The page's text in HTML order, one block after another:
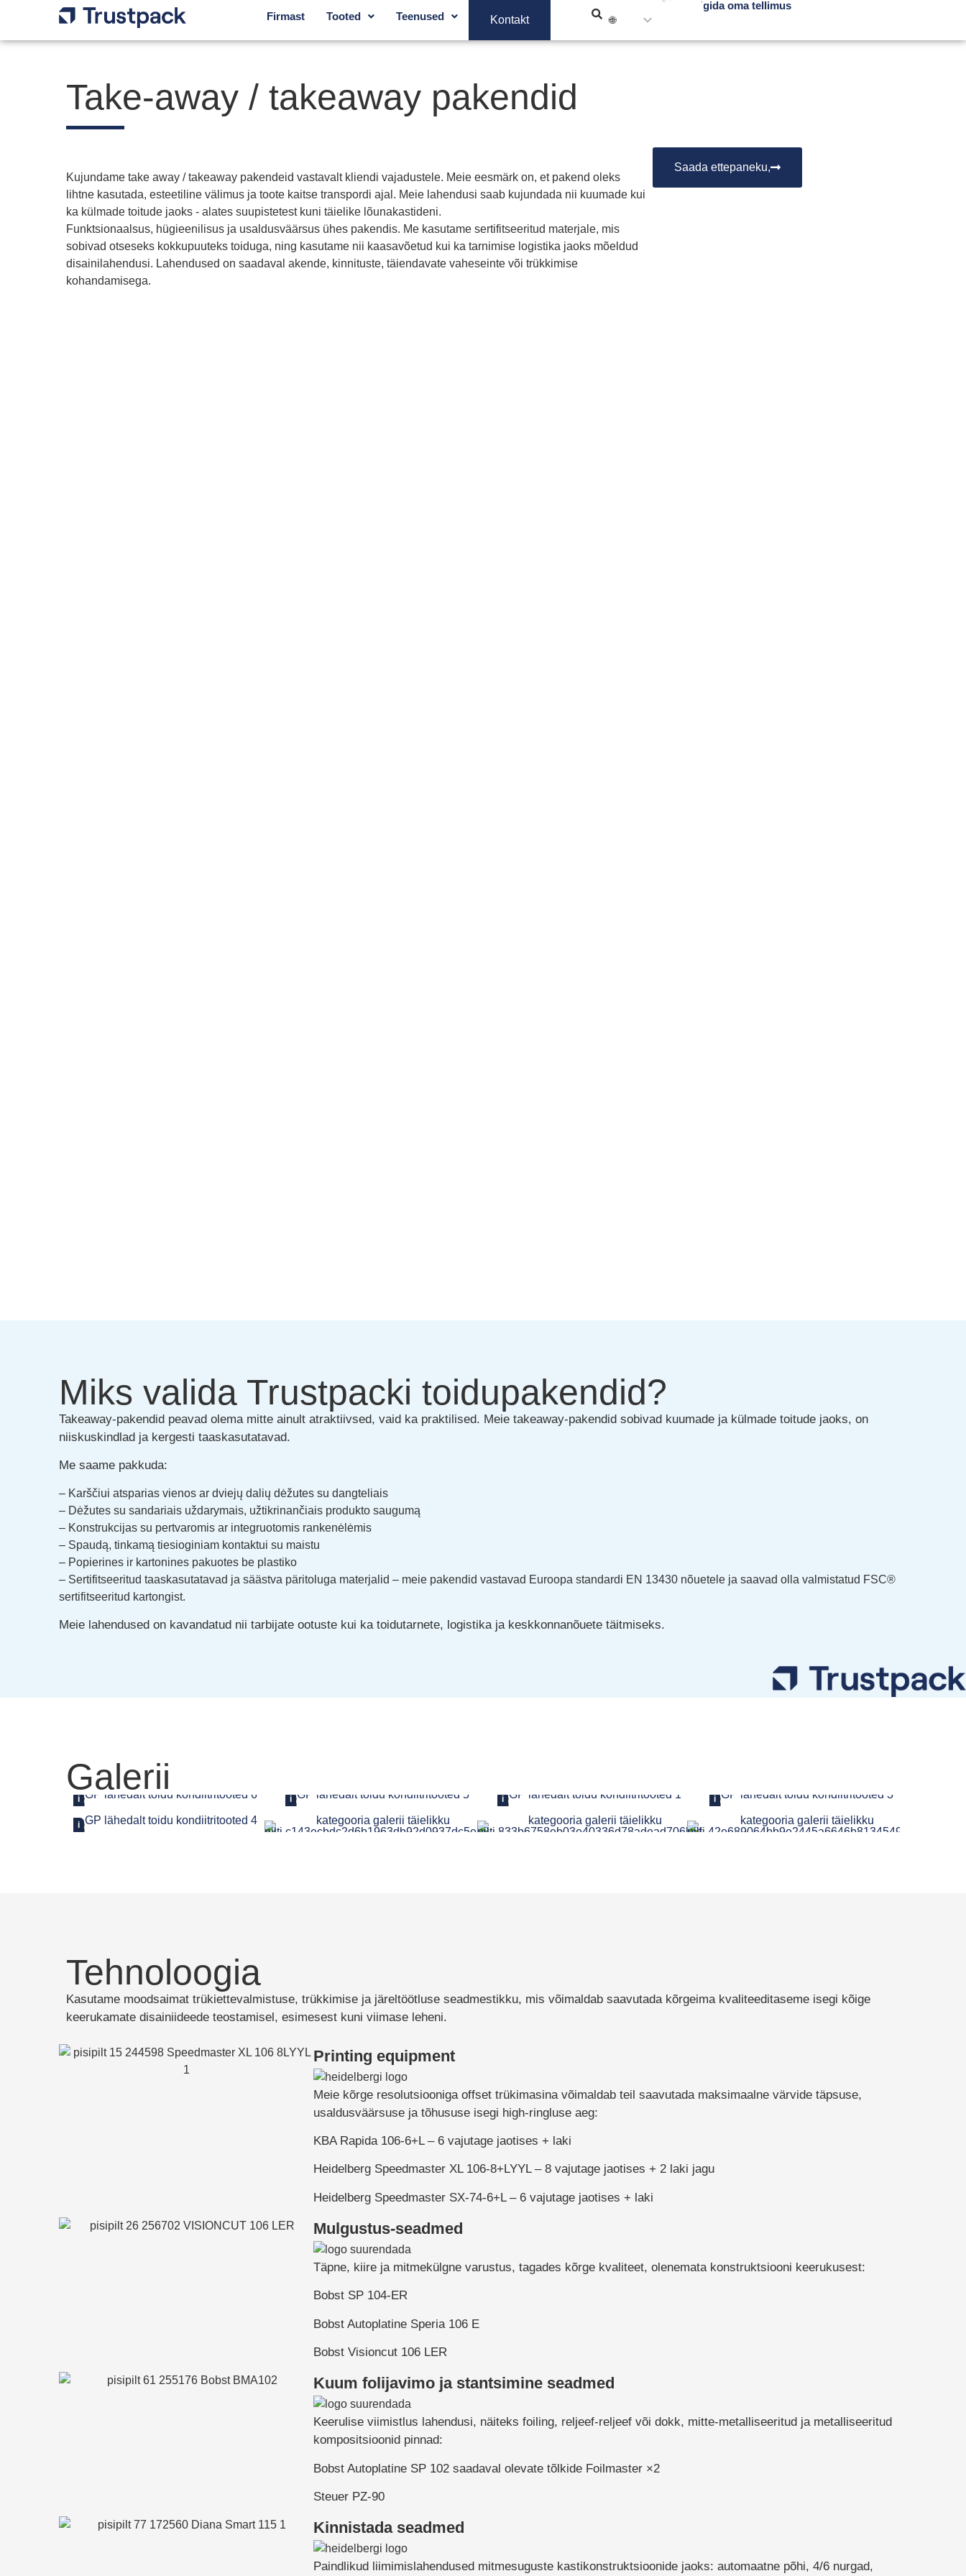
Firmast Tooted Teenused Kontakt
Jälgida oma tellimus
Take-away / takeaway pakendid
Kujundame take away / takeaway pakendeid vastavalt kliendi vajadustele. Meie eesmärk on, et pakend oleks
lihtne kasutada, esteetiline välimus ja toote kaitse transpordi ajal. Meie lahendusi saab kujundada nii kuumade kui
ka külmade toitude jaoks - alates suupistetest kuni täielike lõunakastideni.
Funktsionaalsus, hügieenilisus ja usaldusväärsus ühes pakendis. Me kasutame sertifitseeritud materjale, mis
sobivad otseseks kokkupuuteks toiduga, ning kasutame nii kaasavõetud kui ka tarnimise logistika jaoks mõeldud
disainilahendusi. Lahendused on saadaval akende, kinnituste, täiendavate vaheseinte või trükkimise
kohandamisega.
Saada ettepaneku,
Miks valida Trustpacki toidupakendid?
Takeaway-pakendid peavad olema mitte ainult atraktiivsed, vaid ka praktilised. Meie takeaway-pakendid sobivad kuumade ja külmade toitude jaoks, on
niiskuskindlad ja kergesti taaskasutatavad.
Me saame pakkuda:
– Karščiui atsparias vienos ar dviejų dalių dėžutes su dangteliais
– Dėžutes su sandariais uždarymais, užtikrinančiais produkto saugumą
– Konstrukcijas su pertvaromis ar integruotomis rankenėlėmis
– Spaudą, tinkamą tiesioginiam kontaktui su maistu
– Popierines ir kartonines pakuotes be plastiko
– Sertifitseeritud taaskasutatavad ja säästva päritoluga materjalid – meie pakendid vastavad Euroopa standardi EN 13430 nõuetele ja saavad olla valmistatud FSC®
sertifitseeritud kartongist.
Meie lahendused on kavandatud nii tarbijate ootuste kui ka toidutarnete, logistika ja keskkonnanõuete täitmiseks.
Galerii
i i i i
i
Tehnoloogia
Kasutame moodsaimat trükiettevalmistuse, trükkimise ja järeltöötluse seadmestikku, mis võimaldab saavutada kõrgeima kvaliteeditaseme isegi kõige
keerukamate disainiideede teostamisel, esimesest kuni viimase leheni.
Printing equipment
Meie kõrge resolutsiooniga offset trükimasina võimaldab teil saavutada maksimaalne värvide täpsuse,
usaldusväärsuse ja tõhususe isegi high-ringluse aeg:
KBA Rapida 106-6+L – 6 vajutage jaotises + laki
Heidelberg Speedmaster XL 106-8+LYYL – 8 vajutage jaotises + 2 laki jagu
Heidelberg Speedmaster SX-74-6+L – 6 vajutage jaotises + laki
Mulgustus-seadmed
Täpne, kiire ja mitmekülgne varustus, tagades kõrge kvaliteet, olenemata konstruktsiooni keerukusest:
Bobst SP 104-ER
Bobst Autoplatine Speria 106 E
Bobst Visioncut 106 LER
Kuum folijavimo ja stantsimine seadmed
Keerulise viimistlus lahendusi, näiteks foiling, reljeef-reljeef või dokk, mitte-metalliseeritud ja metalliseeritud
kompositsioonid pinnad:
Bobst Autoplatine SP 102 saadaval olevate tõlkide Foilmaster ×2
Steuer PZ-90
Kinnistada seadmed
Paindlikud liimimislahendused mitmesuguste kastikonstruktsioonide jaoks: automaatne põhi, 4/6 nurgad,